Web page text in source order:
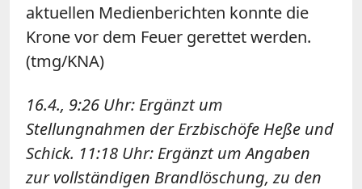
aktuellen Medienberichten konnte die
Krone vor dem Feuer gerettet werden.
(tmg/KNA)
16.4., 9:26 Uhr: Ergänzt um
Stellungnahmen der Erzbischöfe Heße und
Schick. 11:18 Uhr: Ergänzt um Angaben
zur vollständigen Brandlöschung, zu den